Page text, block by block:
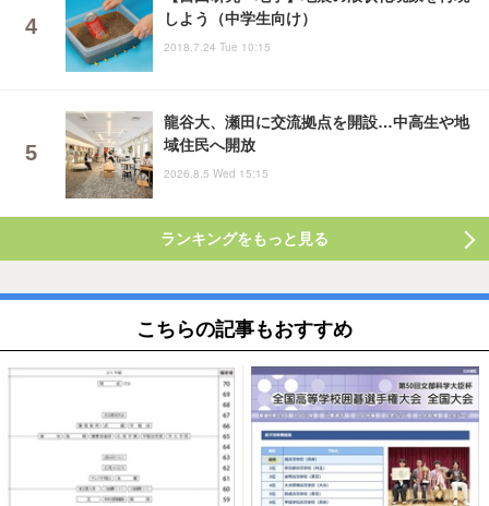
しよう（中学生向け）
2018.7.24 Tue 10:15
龍谷大、瀬田に交流拠点を開設…中高生や地
域住民へ開放
2026.8.5 Wed 15:15
ランキングをもっと見る
こちらの記事もおすすめ